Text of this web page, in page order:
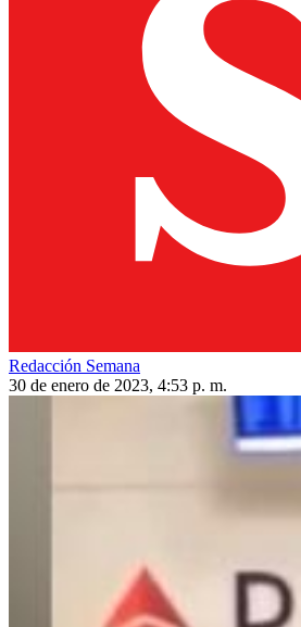
Redacción Semana
30 de enero de 2023, 4:53 p. m.